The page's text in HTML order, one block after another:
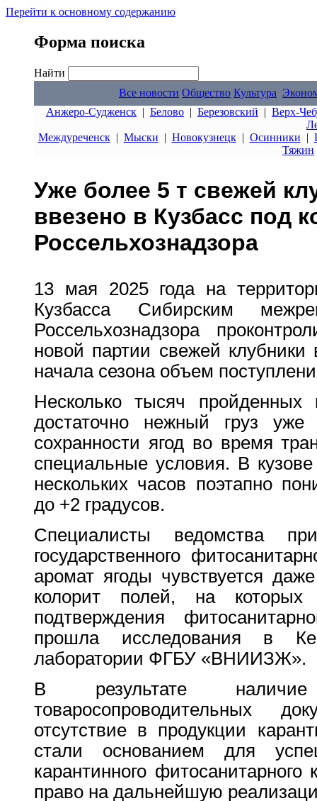
Перейти к основному содержанию
Форма поиска
Найти
Все новости Общество Культура
Анжеро-Судженск | Белово | Березовский | Верх-
Междуреченск| Мыски | Новокузнецк| Осинники |
Тяжин
Уже более 5 т свежей
ввезено в Кузбасс под
Россельхознадзора
13 мая 2025 года на
Кузбасса Сибирским
Россельхознадзора
новой партии свежей
начала сезона объем
Несколько тысяч
достаточно нежный груз
сохранности ягод во время
специальные условия. В
нескольких часов поэтапно
до +2 градусов.
Специалисты ведомства
государственного
аромат ягоды чувствуется
колорит полей, на
подтверждения
прошла исследования в
лаборатории ФГБУ «ВНИИЗЖ».
В результате
товаросопроводительных
отсутствие в продукции
стали основанием для
карантинного
право на дальнейшую